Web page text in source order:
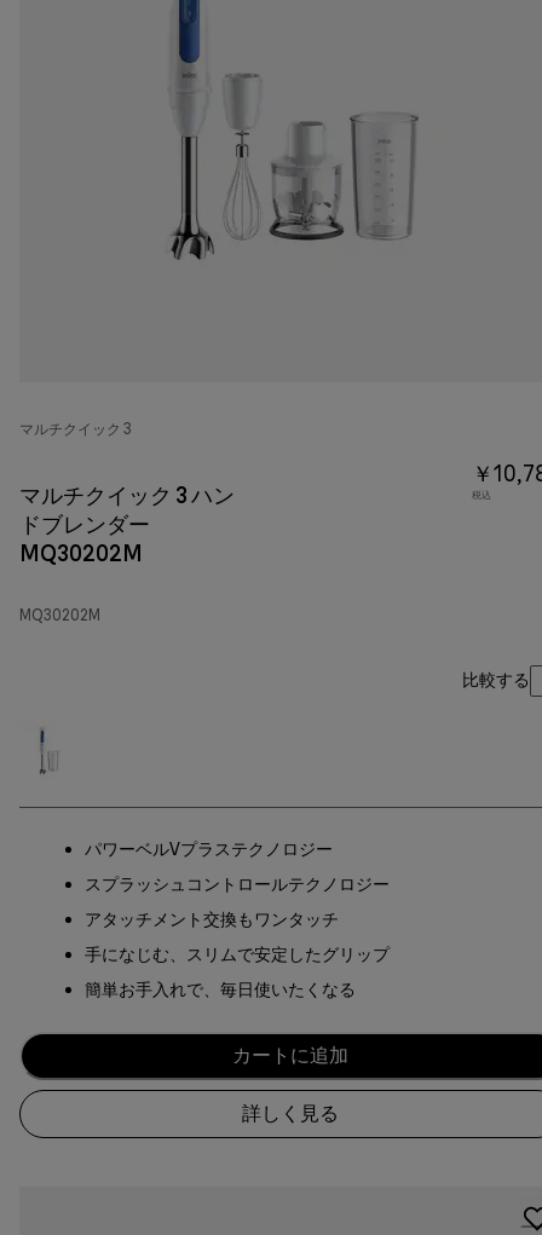
マルチクイック 3
マルチクイック 3 ハン
ドブレンダー
MQ30202M
MQ30202M
￥
税込
比較する
パワーベルVプラステクノロジー
スプラッシュコントロールテクノロジー
アタッチメント交換もワンタッチ
手になじむ、スリムで安定したグリップ
簡単お手入れで、毎日使いたくなる
カートに追加
詳しく見る